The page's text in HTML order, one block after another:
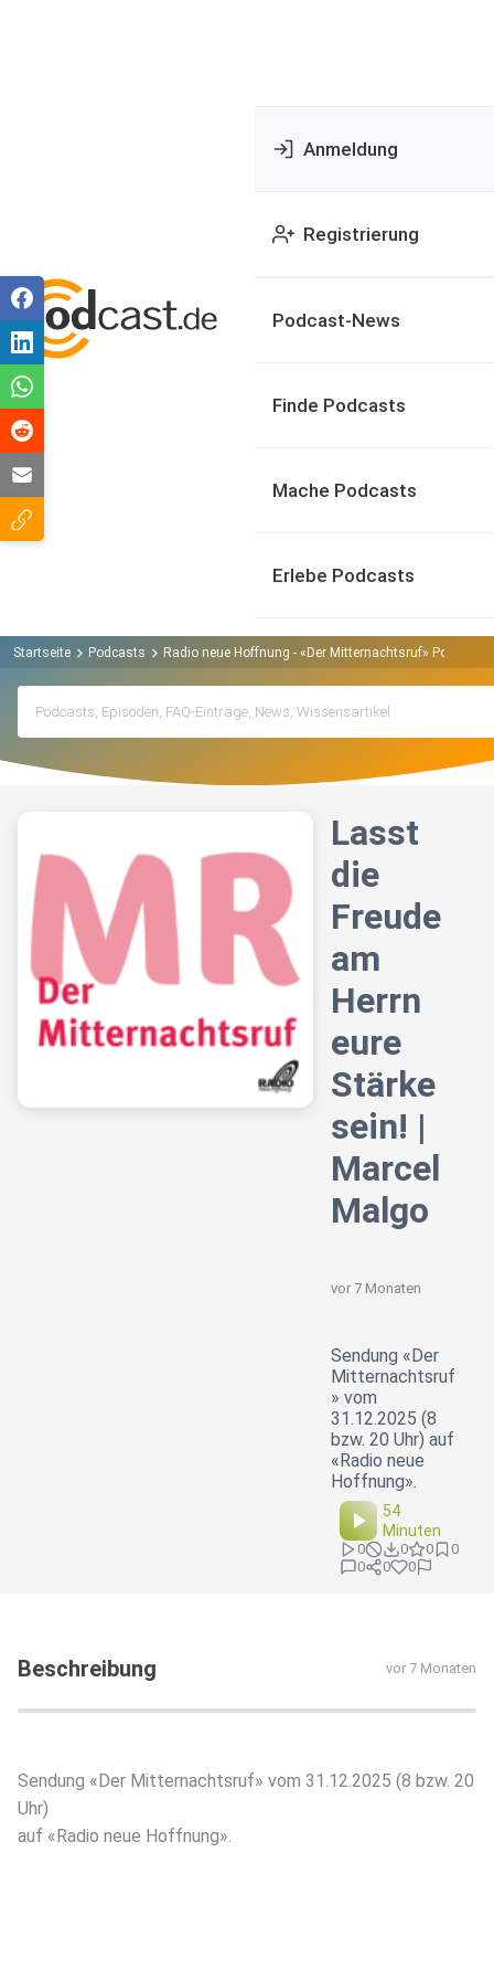
Anmeldung
Registrierung
Podcast-News
Finde Podcasts
Mache Podcasts
Erlebe Podcasts
Startseite Podcasts Radio neue Hoffnung - «Der Mitternachtsruf» Podcast
Lasst
die
Freude
am
Herrn
eure
Stärke
sein! |
Marcel
Malgo
vor 7 Monaten
Sendung «Der
Mitternachtsruf
» vom
31.12.2025 (8
bzw. 20 Uhr) auf
«Radio neue
Hoffnung».
54
Minuten
0 0 0
0
0
0 0
Beschreibung vor 7 Monaten
Sendung «Der Mitternachtsruf» vom 31.12.2025 (8 bzw. 20
Uhr)
auf «Radio neue Hoffnung».